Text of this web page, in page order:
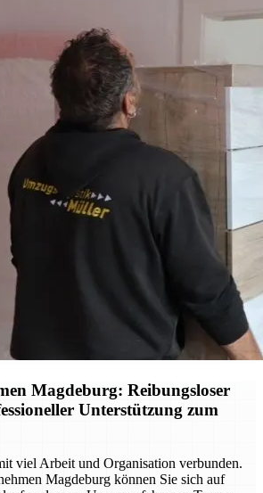
Magdeburg: Reibungsloser
Unterstützung zum
viel Arbeit und Organisation verbunden.
Magdeburg können Sie sich auf